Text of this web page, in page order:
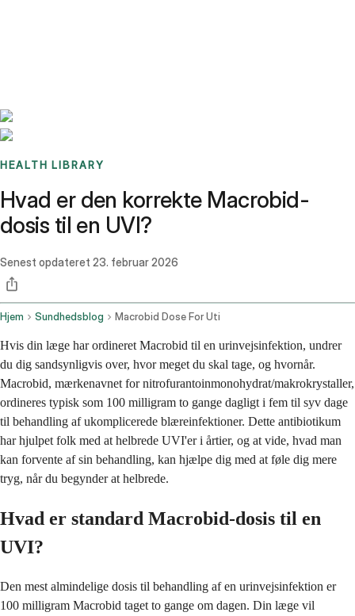
HEALTH LIBRARY
Hvad er den korrekte Macrobid-
dosis til en UVI?
Senest opdateret 23. februar 2026
Hjem Sundhedsblog Macrobid Dose For Uti
Hvis din læge har ordineret Macrobid til en urinvejsinfektion, undrer
du dig sandsynligvis over, hvor meget du skal tage, og hvornår.
Macrobid, mærkenavnet for nitrofurantoinmonohydrat/makrokrystaller,
ordineres typisk som 100 milligram to gange dagligt i fem til syv dage
til behandling af ukomplicerede blæreinfektioner. Dette antibiotikum
har hjulpet folk med at helbrede UVI'er i årtier, og at vide, hvad man
kan forvente af sin behandling, kan hjælpe dig med at føle dig mere
tryg, når du begynder at helbrede.
Hvad er standard Macrobid-dosis til en
UVI?
Den mest almindelige dosis til behandling af en urinvejsinfektion er
100 milligram Macrobid taget to gange om dagen. Din læge vil